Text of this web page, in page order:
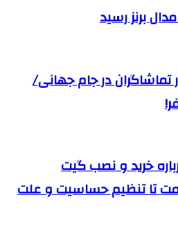
برنز رسید
تماشاگران در جام جهانی/
خرید و نصب گیت
تا تنظیم حساسیت و علت